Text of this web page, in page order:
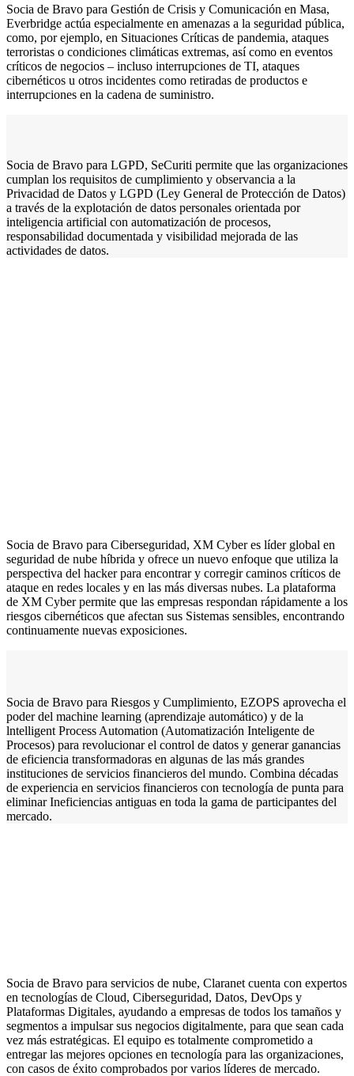
Socia de Bravo para Gestión de Crisis y Comunicación en Masa,
Everbridge actúa especialmente en amenazas a la seguridad pública,
como, por ejemplo, en Situaciones Críticas de pandemia, ataques
terroristas o condiciones climáticas extremas, así como en eventos
críticos de negocios – incluso interrupciones de TI, ataques
cibernéticos u otros incidentes como retiradas de productos e
interrupciones en la cadena de suministro.
Socia de Bravo para LGPD, SeCuriti permite que las organizaciones
cumplan los requisitos de cumplimiento y observancia a la
Privacidad de Datos y LGPD (Ley General de Protección de Datos)
a través de la explotación de datos personales orientada por
inteligencia artificial con automatización de procesos,
responsabilidad documentada y visibilidad mejorada de las
actividades de datos.
Socia de Bravo para Ciberseguridad, XM Cyber es líder global en
seguridad de nube híbrida y ofrece un nuevo enfoque que utiliza la
perspectiva del hacker para encontrar y corregir caminos críticos de
ataque en redes locales y en las más diversas nubes. La plataforma
de XM Cyber permite que las empresas respondan rápidamente a los
riesgos cibernéticos que afectan sus Sistemas sensibles, encontrando
continuamente nuevas exposiciones.
Socia de Bravo para Riesgos y Cumplimiento, EZOPS aprovecha el
poder del machine learning (aprendizaje automático) y de la
lntelligent Process Automation (Automatización Inteligente de
Procesos) para revolucionar el control de datos y generar ganancias
de eficiencia transformadoras en algunas de las más grandes
instituciones de servicios financieros del mundo. Combina décadas
de experiencia en servicios financieros con tecnología de punta para
eliminar Ineficiencias antiguas en toda la gama de participantes del
mercado.
Socia de Bravo para servicios de nube, Claranet cuenta con expertos
en tecnologías de Cloud, Ciberseguridad, Datos, DevOps y
Plataformas Digitales, ayudando a empresas de todos los tamaños y
segmentos a impulsar sus negocios digitalmente, para que sean cada
vez más estratégicas. El equipo es totalmente comprometido a
entregar las mejores opciones en tecnología para las organizaciones,
con casos de éxito comprobados por varios líderes de mercado.